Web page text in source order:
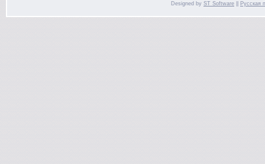
Designed by ST Software Русская